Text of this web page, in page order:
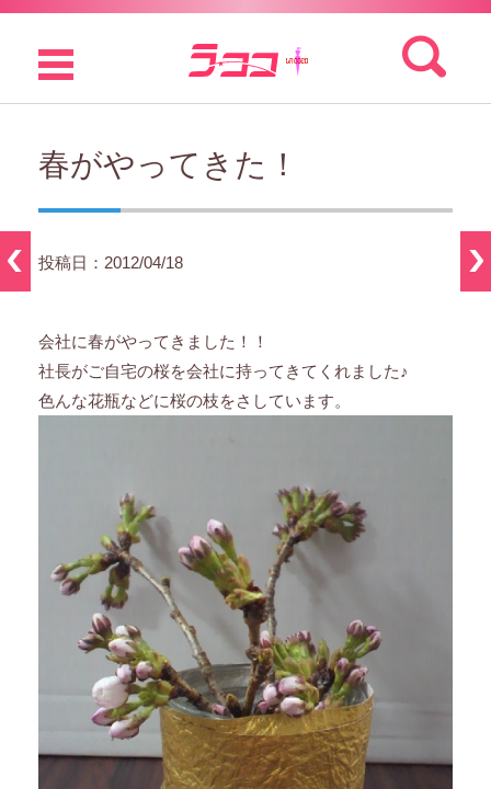
検索:
コンテンツに移動
春がやってきた！
投稿日：2012/04/18
会社に春がやってきました！！
社長がご自宅の桜を会社に持ってきてくれました♪
色んな花瓶などに桜の枝をさしています。